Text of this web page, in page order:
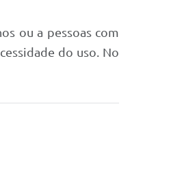
ou a pessoas com
do uso. No